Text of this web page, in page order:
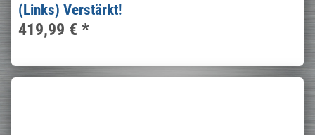
(Links) Verstärkt!
419,99 € *